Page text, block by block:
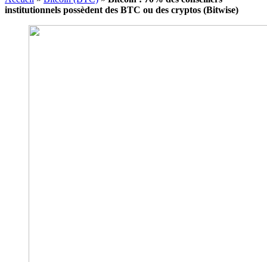
institutionnels possèdent des BTC ou des cryptos (Bitwise)